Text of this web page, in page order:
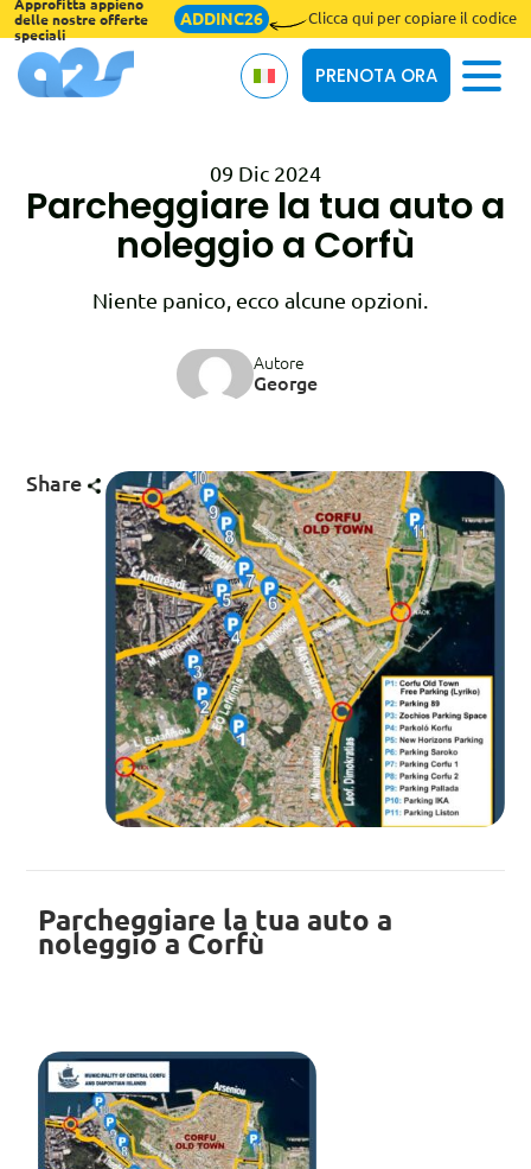
Approfitta appieno
delle nostre offerte
speciali
ADDINC26 Clicca qui per copiare il codice
PRENOTA ORA
Chi siamo
Termini e Condizioni
Assicuraziones
09 Dic 2024
Parcheggiare la tua auto a
noleggio a Corfù
Niente panico, ecco alcune opzioni.
Autore
George
Share
Parcheggiare la tua auto a
noleggio a Corfù